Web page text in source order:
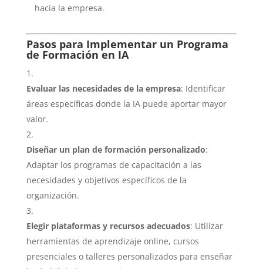
hacia la empresa.
Pasos para Implementar un Programa
de Formación en IA
Evaluar las necesidades de la empresa: Identificar
áreas específicas donde la IA puede aportar mayor
valor.
Diseñar un plan de formación personalizado:
Adaptar los programas de capacitación a las
necesidades y objetivos específicos de la
organización.
Elegir plataformas y recursos adecuados: Utilizar
herramientas de aprendizaje online, cursos
presenciales o talleres personalizados para enseñar